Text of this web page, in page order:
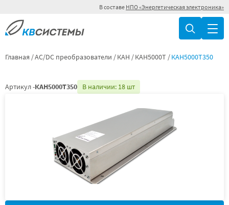
В составе НПО «Энергетическая электроника»
Главная AC/DC преобразователи КАН КАН5000Т КАН5000Т350
Артикул -КАН5000Т350 В наличии: 18 шт